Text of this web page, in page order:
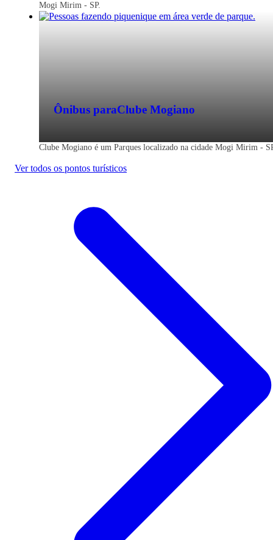
Mogi Mirim - SP.
Ônibus paraClube Mogiano
Clube Mogiano é um Parques localizado na cidade Mogi Mirim -
Ver todos os pontos turísticos